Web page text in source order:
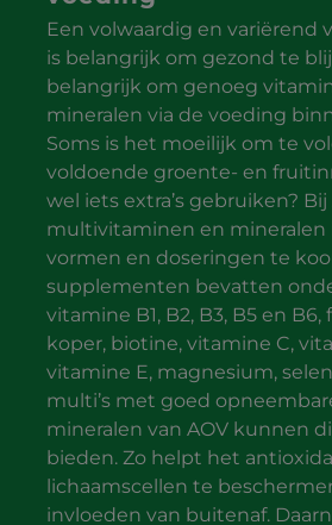
Een volwaardig en variërend
is belangrijk om gezond te
belangrijk om genoeg
mineralen via de voeding
Soms is het moeilijk om te
voldoende groente- en
wel iets extra’s gebruiken? Bij
multivitaminen en mineralen
vormen en doseringen te
supplementen bevatten
vitamine B1, B2, B3, B5 en B6,
koper, biotine, vitamine C,
vitamine E, magnesium,
multi’s met goed
mineralen van AOV kunnen
bieden. Zo helpt het
lichaamscellen te
invloeden van buitenaf.